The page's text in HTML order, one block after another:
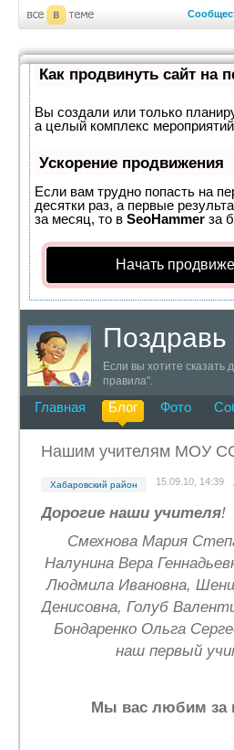
Как продвинуть сайт на
Вы создали или только
а целый комплекс
Ускорение продвижения
Если вам трудно попасть на
десятки раз, а первые
за месяц, то в SeoHammerза
Начать
Поздравь
Если вы хотите сказать
правила".
Главная Блог Фото
Нашим учителям МОУ
Хабаровский район 15.09.10, 14:39
Дорогие наши учителя!
Смехнова Мария
Налунина Вера
Людмила Ивановна,
Денисовна, Голуб
Бондаренко Ольга
наш первый
Мы вас любим за